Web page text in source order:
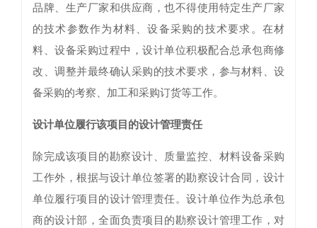
品牌、生产厂家和供应商，也不得使用特定生产厂家
的技术参数作为材料、设备采购的技术要求。在材
料、设备采购过程中，设计单位积极配合总承包商修
改、调整并最终确认采购的技术要求，参与材料、设
备采购的考察、加工和采购订货等工作。
设计单位履行该项目的设计管理责任
除完成该项目的勘察设计、质量监控、材料设备采购
工作外，根据与设计单位签署的勘察设计合同，设计
单位履行项目的设计管理责任。设计单位作为总承包
商的设计部，全面负责项目的勘察设计管理工作，对